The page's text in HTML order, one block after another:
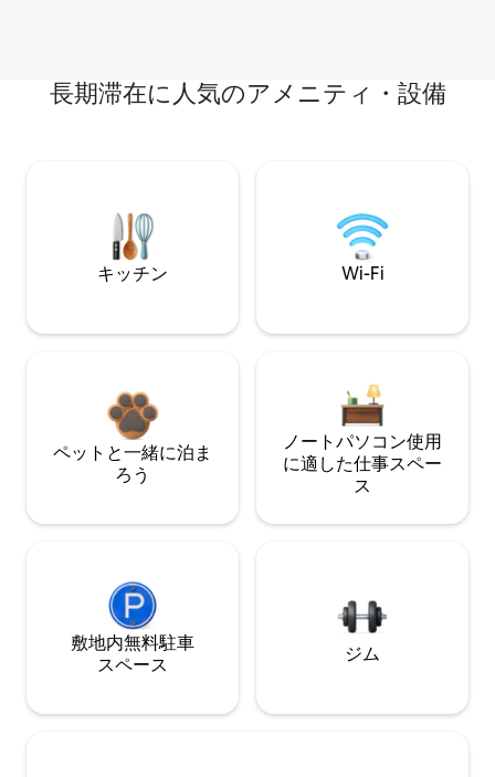
長期滞在に人気のアメニティ・設備
キッチン Wi-Fi
ペットと一緒に泊ま
ろう
ノートパソコン使用
に適した仕事スペー
ス
敷地内無料駐⁠車
ス⁠ペ⁠ー⁠ス
ジム